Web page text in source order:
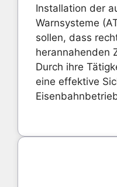
Installation der
Warnsysteme
sollen, dass
herannahenden
Durch ihre
eine effektive